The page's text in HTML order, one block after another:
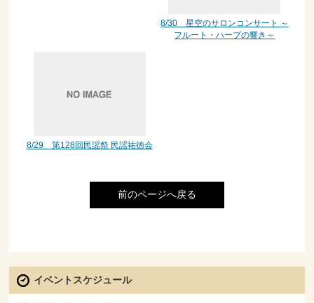
8/30 星空のサロンコンサート ～
フルート・ハープの響き～
8/29 第128回民謡祭 民謡祐徳会
前のページへ戻る
イベントスケジュール